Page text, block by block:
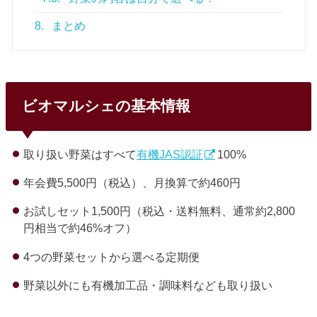
8. まとめ
ビオマルシェの基本情報
取り扱い野菜はすべて有機JAS認証 100%
年会費5,500円（税込）、月換算で約460円
お試しセット1,500円（税込・送料無料、通常約2,800
円相当で約46%オフ）
4つの野菜セットから選べる定期便
野菜以外にも有機加工品・調味料なども取り扱い